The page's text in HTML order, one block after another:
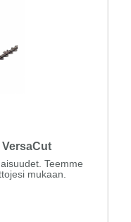
Teemme
mukaan.